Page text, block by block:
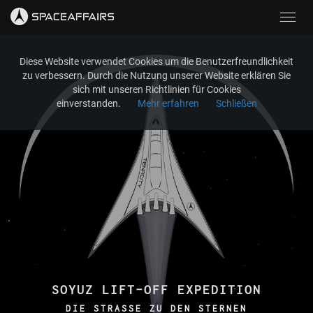
SOYUZ LIFT-OFF EXPEDITION
DIE STRASSE ZU DEN STERNEN
Diese Website verwendet Cookies um die Benutzerfreundlichkeit
zu verbessern. Durch die Nutzung unserer Website erklären Sie
sich mit unseren Richtlinien für Cookies
einverstanden.
Mehr erfahren Schließen